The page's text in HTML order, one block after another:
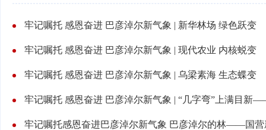
牢记嘱托 感恩奋进 巴彦淖尔新气象 | 新华林场 绿色跃变
牢记嘱托 感恩奋进 巴彦淖尔新气象 | 现代农业 内核蜕变
牢记嘱托 感恩奋进 巴彦淖尔新气象 | 乌梁素海 生态蝶变
牢记嘱托感恩奋进巴彦淖尔新气象 巴彦淖尔的林——国营